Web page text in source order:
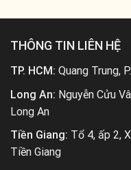
THÔNG TIN LIÊN HỆ
TP. HCM: Quang Trung,
Long An: Nguyễn Cửu
Long An
Tiền Giang: Tổ 4, ấp 2,
Tiền Giang